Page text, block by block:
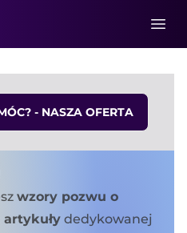
- NASZA OFERTA
wzory pozwu o
artykuły dedykowanej